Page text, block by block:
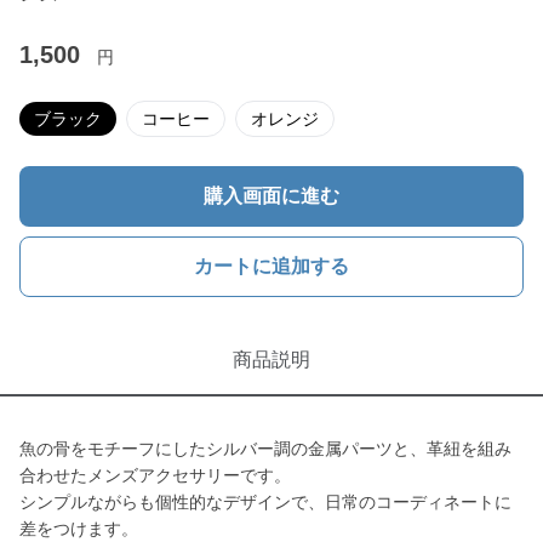
1,500 円
ブラック コーヒー オレンジ
購入画面に進む
カートに追加する
商品説明
魚の骨をモチーフにしたシルバー調の金属パーツと、革紐を組み
合わせたメンズアクセサリーです。
シンプルながらも個性的なデザインで、日常のコーディネートに
差をつけます。